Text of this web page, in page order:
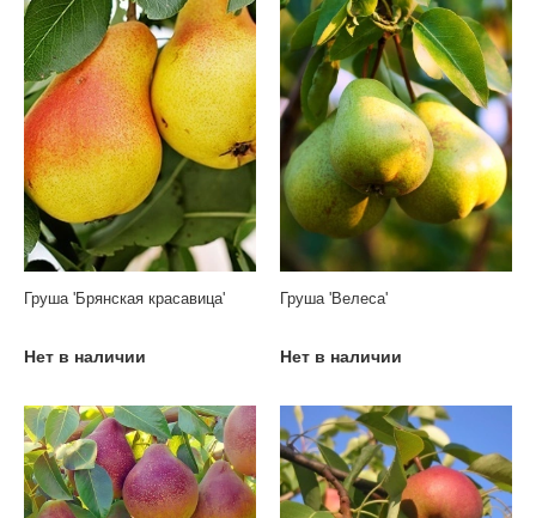
Груша 'Брянская красавица'
Нет в наличии
Груша 'Велеса'
Нет в наличии